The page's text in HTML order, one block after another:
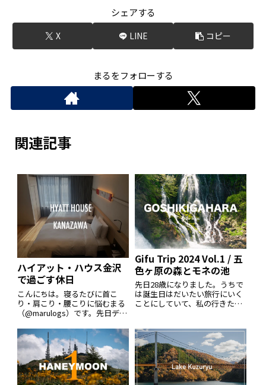
シェアする
X LINE コピー
まるをフォローする
関連記事
ハイアット・ハウス金沢
で過ごす休日
こんにちは。寝るたびに首こ
り・肩こり・腰こりに悩むまる
（@marulogs）です。先日デイ
に行ってきました。金沢にはハ
イアット系列のホテルは二つあ
って、一つはハイアットセント
リック金沢、もう一つが今回紹
介するハイ
Gifu Trip 2024 Vol.1 / 五
色ヶ原の森とモネの池
先日28歳になりました。うちで
は誕生日はだいたい旅行にいく
ことにしていて、私の行きたか
と入れない森へ行くことになり
ました。誕生日とかイベントが
なくても休日はよくドライブや
旅行にいくので